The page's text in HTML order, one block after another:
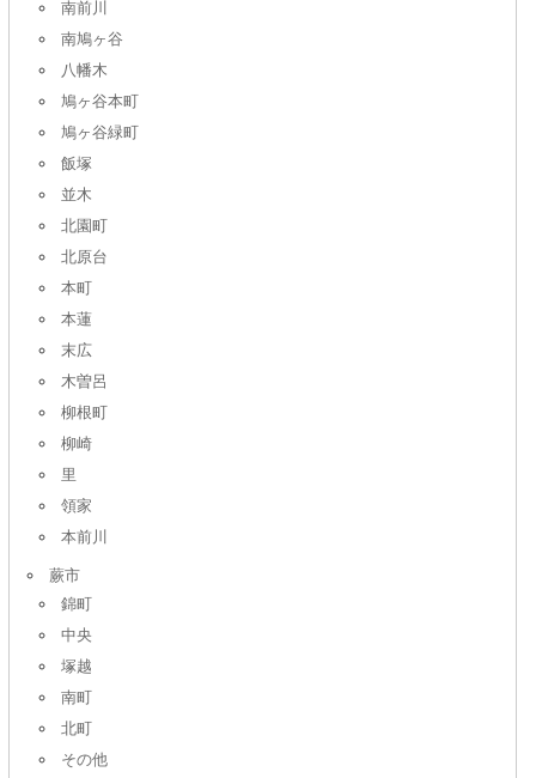
南前川
南鳩ヶ谷
八幡木
鳩ヶ谷本町
鳩ヶ谷緑町
飯塚
並木
北園町
北原台
本町
本蓮
末広
木曽呂
柳根町
柳崎
里
領家
本前川
蕨市
錦町
中央
塚越
南町
北町
その他